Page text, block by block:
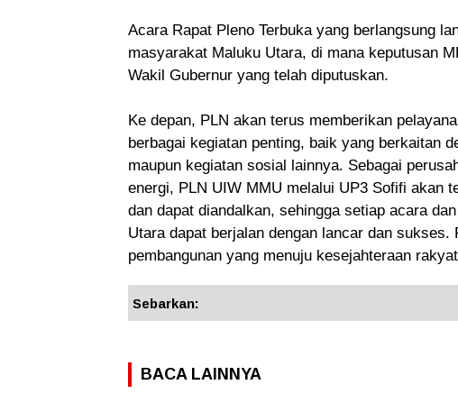
Acara Rapat Pleno Terbuka yang berlangsung
masyarakat Maluku Utara, di mana keputusan
Wakil Gubernur yang telah diputuskan.
Ke depan, PLN akan terus memberikan
berbagai kegiatan penting, baik yang berkaitan
maupun kegiatan sosial lainnya. Sebagai
energi, PLN UIW MMU melalui UP3 Sofifi akan
dan dapat diandalkan, sehingga setiap acara
Utara dapat berjalan dengan lancar dan
pembangunan yang menuju kesejahteraan
Sebarkan:
BACA LAINNYA